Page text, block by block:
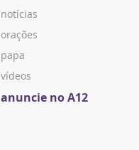
notícias
orações
papa
vídeos
anuncie no A12